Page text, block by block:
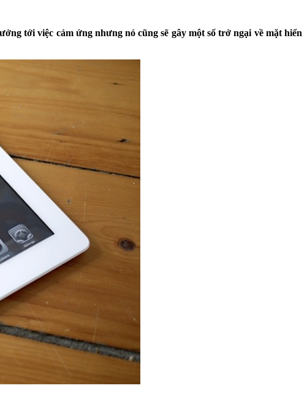
tới việc cảm ứng nhưng nó cũng sẽ gây một số trở ngại về mặt hiển